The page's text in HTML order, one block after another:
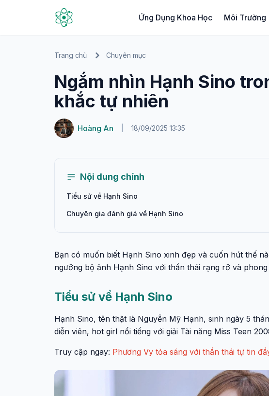
Ứng Dụng Khoa Học Môi Trường
Trang chủ Chuyên mục
Ngắm nhìn Hạnh Sino
khắc tự nhiên
Hoàng An 18/09/2025 13:35
Nội dung chính
Tiểu sử về Hạnh Sino
Chuyên gia đánh giá về Hạnh Sino
Bạn có muốn biết Hạnh Sino xinh đẹp và cuốn hút thế
ngưỡng bộ ảnh Hạnh Sino với thần thái rạng rỡ và
Tiểu sử về Hạnh Sino
Hạnh Sino, tên thật là Nguyễn Mỹ Hạnh, sinh ngày 5
diễn viên, hot girl nổi tiếng với giải Tài năng Miss Teen
Truy cập ngay: Phương Vy tỏa sáng với thần thái tự tin